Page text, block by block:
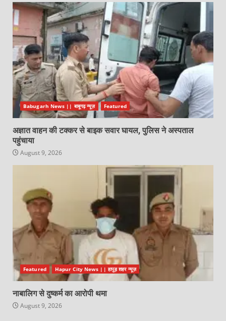
Babugarh News || बाबूगढ़ न्यूज़ Featured
अज्ञात वाहन की टक्कर से बाइक सवार घायल, पुलिस ने अस्पताल
पहुंचाया
August 9, 2026
Featured Hapur City News || हापुड़ शहर न्यूज़
नाबालिग से दुष्कर्म का आरोपी थमा
August 9, 2026